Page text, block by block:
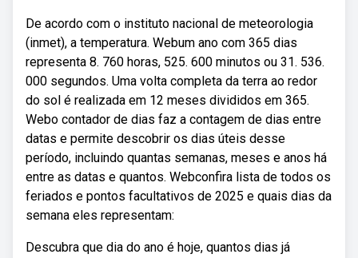
De acordo com o instituto nacional de meteorologia
(inmet), a temperatura. Webum ano com 365 dias
representa 8. 760 horas, 525. 600 minutos ou 31. 536.
000 segundos. Uma volta completa da terra ao redor
do sol é realizada em 12 meses divididos em 365.
Webo contador de dias faz a contagem de dias entre
datas e permite descobrir os dias úteis desse
período, incluindo quantas semanas, meses e anos há
entre as datas e quantos. Webconfira lista de todos os
feriados e pontos facultativos de 2025 e quais dias da
semana eles representam:
Descubra que dia do ano é hoje, quantos dias já